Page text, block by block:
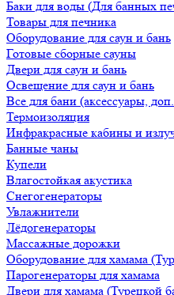
Баки для воды (Для банных
Товары для печника
Оборудование для саун и бань
Готовые сборные сауны
Двери для саун и бань
Освещение для саун и бань
Все для бани (аксессуары,
Термоизоляция
Инфракрасные кабины и
Банные чаны
Купели
Влагостойкая акустика
Снегогенераторы
Увлажнители
Лёдогенераторы
Массажные дорожки
Оборудование для хамама
Парогенераторы для хамама
Двери для хамама (Турецкой